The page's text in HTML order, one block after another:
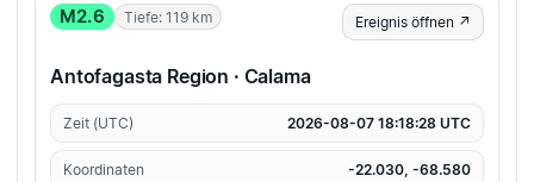
M2.6 Tiefe: 119 km Ereignis öffnen ↗
Antofagasta Region · Calama
Zeit (UTC) 2026-08-07 18:18:28 UTC
Koordinaten -22.030, -68.580